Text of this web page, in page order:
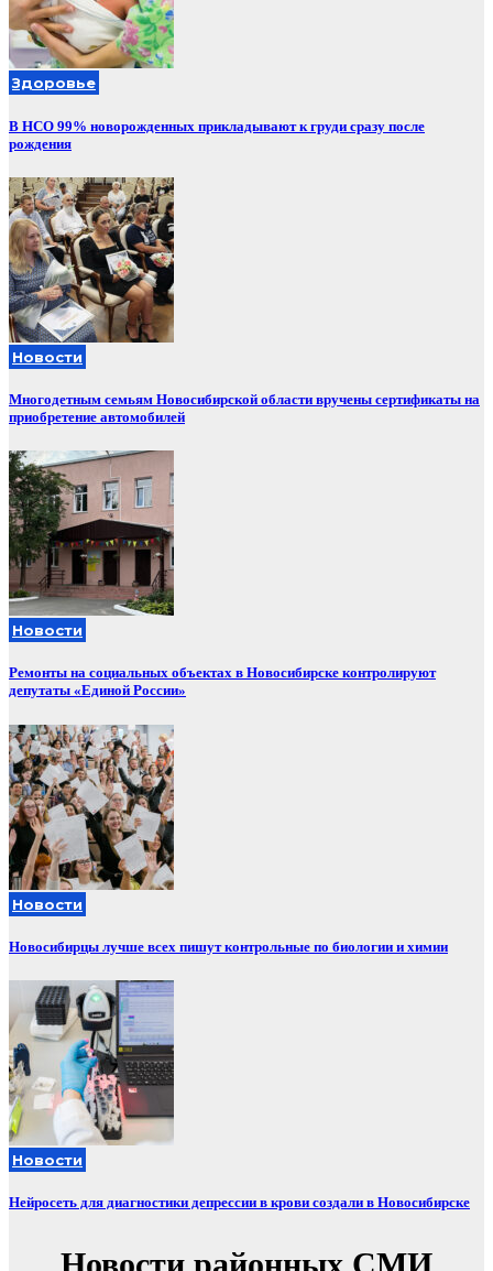
Здоровье
В НСО 99% новорожденных прикладывают к груди сразу после
рождения
Новости
Многодетным семьям Новосибирской области вручены сертификаты на
приобретение автомобилей
Новости
Ремонты на социальных объектах в Новосибирске контролируют
депутаты «Единой России»
Новости
Новосибирцы лучше всех пишут контрольные по биологии и химии
Новости
Нейросеть для диагностики депрессии в крови создали в Новосибирске